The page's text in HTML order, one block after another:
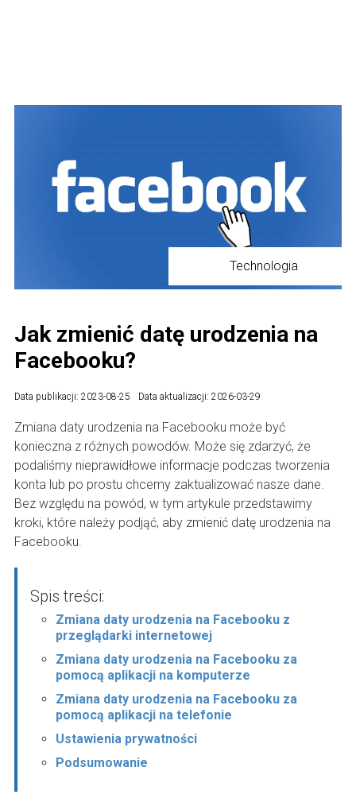
Technologia
Jak zmienić datę urodzenia na
Facebooku?
Data publikacji: 2023-08-25 Data aktualizacji: 2026-03-29
Zmiana daty urodzenia na Facebooku może być
konieczna z różnych powodów. Może się zdarzyć, że
podaliśmy nieprawidłowe informacje podczas tworzenia
konta lub po prostu chcemy zaktualizować nasze dane.
Bez względu na powód, w tym artykule przedstawimy
kroki, które należy podjąć, aby zmienić datę urodzenia na
Facebooku.
Spis treści:
Zmiana daty urodzenia na Facebooku z
przeglądarki internetowej
Zmiana daty urodzenia na Facebooku za
pomocą aplikacji na komputerze
Zmiana daty urodzenia na Facebooku za
pomocą aplikacji na telefonie
Ustawienia prywatności
Podsumowanie